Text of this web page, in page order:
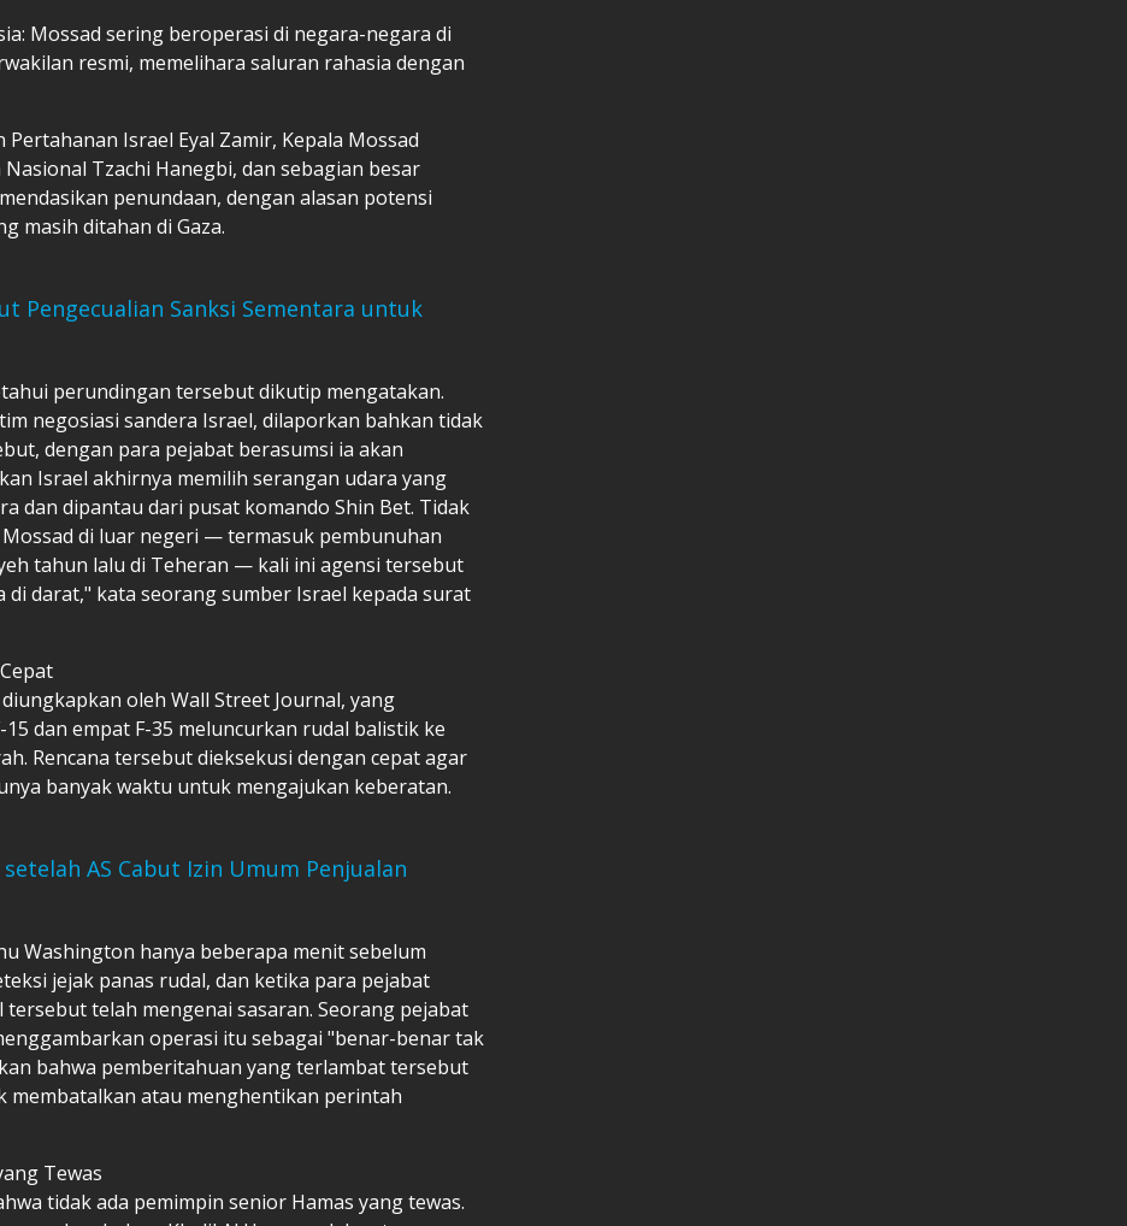
Mossad sering beroperasi di negara-negara di
resmi, memelihara saluran rahasia dengan
Israel Eyal Zamir, Kepala Mossad
Tzachi Hanegbi, dan sebagian besar
penundaan, dengan alasan potensi
masih ditahan di Gaza.
Pengecualian Sanksi Sementara untuk
perundingan tersebut dikutip mengatakan.
negosiasi sandera Israel, dilaporkan bahkan tidak
dengan para pejabat berasumsi ia akan
Israel akhirnya memilih serangan udara yang
dan dipantau dari pusat komando Shin Bet. Tidak
di luar negeri — termasuk pembunuhan
tahun lalu di Teheran — kali ini agensi tersebut
di darat," kata seorang sumber Israel kepada surat
oleh Wall Street Journal, yang
dan empat F-35 meluncurkan rudal balistik ke
Rencana tersebut dieksekusi dengan cepat agar
banyak waktu untuk mengajukan keberatan.
AS Cabut Izin Umum Penjualan
Washington hanya beberapa menit sebelum
jejak panas rudal, dan ketika para pejabat
telah mengenai sasaran. Seorang pejabat
operasi itu sebagai "benar-benar tak
bahwa pemberitahuan yang terlambat tersebut
membatalkan atau menghentikan perintah
Tewas
tidak ada pemimpin senior Hamas yang tewas.